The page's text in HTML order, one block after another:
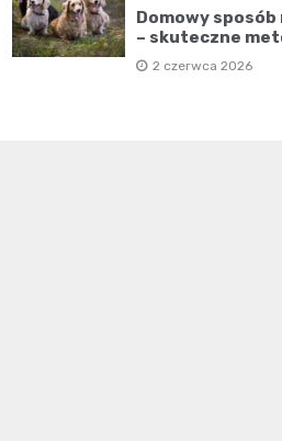
Domowy sposób
– skuteczne
2 czerwca 2026